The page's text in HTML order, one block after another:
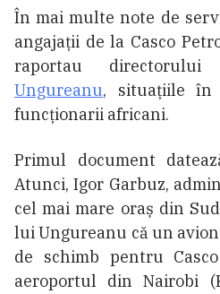
În mai multe note de
angajații de la Casco
raportau directorului
Ungureanu, situațiile în
funcționarii africani.
Primul document
Atunci, Igor Garbuz,
cel mai mare oraș din
lui Ungureanu că un
de schimb pentru
aeroportul din Nairobi